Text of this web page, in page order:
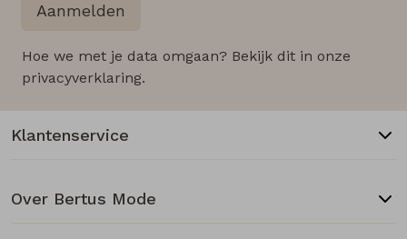
Aanmelden
Hoe we met je data omgaan? Bekijk dit in onze
privacyverklaring.
Klantenservice
Over Bertus Mode